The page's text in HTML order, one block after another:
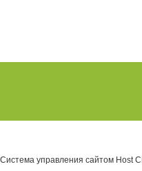
Система управления сайтом Host